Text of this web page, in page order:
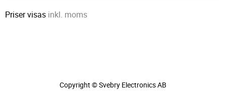
Priser visas inkl. moms
Copyright © Svebry Electronics AB